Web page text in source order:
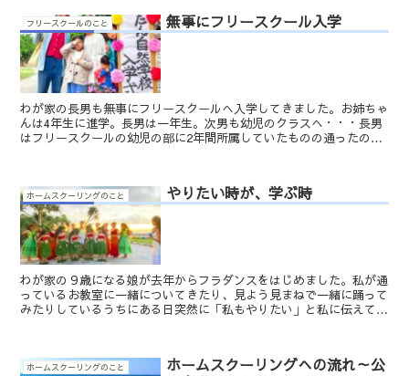
フリースクールのこと 無事にフリースクール入学
わが家の長男も無事にフリースクールへ入学してきました。お姉ちゃ
んは4年生に進学。長男は一年生。次男も幼児のクラスへ・・・長男
はフリースクールの幼児の部に2年間所属していたものの通ったのは
ホームスクーリングのこと やりたい時が、学ぶ時
わが家の９歳になる娘が去年からフラダンスをはじめました。私が通
っているお教室に一緒についてきたり、見よう見まねで一緒に踊って
みたりしているうちにある日突然に「私もやりたい」と私に伝えてく
ホームスクーリングのこと
ホームスクーリングへの流れ～公